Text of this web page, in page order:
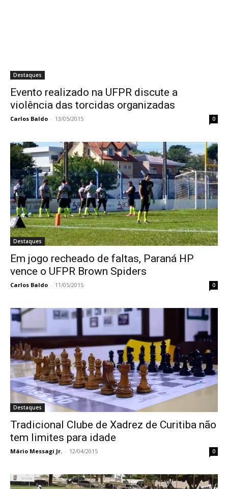
Destaques
Evento realizado na UFPR discute a
violência das torcidas organizadas
Carlos Baldo - 13/05/2015 0
Destaques
Em jogo recheado de faltas, Paraná HP
vence o UFPR Brown Spiders
Carlos Baldo - 11/05/2015 0
Destaques
Tradicional Clube de Xadrez de Curitiba não
tem limites para idade
Mário Messagi Jr. - 12/04/2015 0